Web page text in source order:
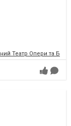
Театр Опери та